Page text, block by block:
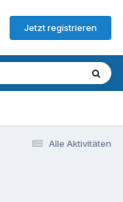
Jetzt registrieren
Alle Aktivitäten